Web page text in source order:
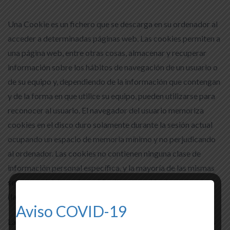
Una Cookie es un fichero que se descarga en su ordenador al
acceder a determinadas páginas web. Las cookies permiten a
una página web, entre otras cosas, almacenar y recuperar
información sobre los hábitos de navegación de un usuario o
de su equipo y, dependiendo de la información que contengan
y de la forma en que utilice su equipo, pueden utilizarse para
reconocer al usuario. El navegador del usuario memoriza
cookies en el disco duro solamente durante la sesión actual
ocupando un espacio de memoria mínimo y no perjudicando
al ordenador. Las cookies no contienen ninguna clase de
información personal específica, y la mayoría de las mismas
se borran del disco duro al finalizar la sesión de navegador
(las denominadas cookies de sesión).
Aviso COVID-19